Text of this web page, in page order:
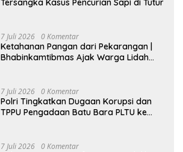
Tersangka Kasus Pencurian Sapi di Tutur
7 Juli 2026 0 Komentar
Ketahanan Pangan dari Pekarangan |
Bhabinkamtibmas Ajak Warga Lidah
7 Juli 2026 0 Komentar
Polri Tingkatkan Dugaan Korupsi dan
TPPU Pengadaan Batu Bara PLTU ke
7 Juli 2026 0 Komentar